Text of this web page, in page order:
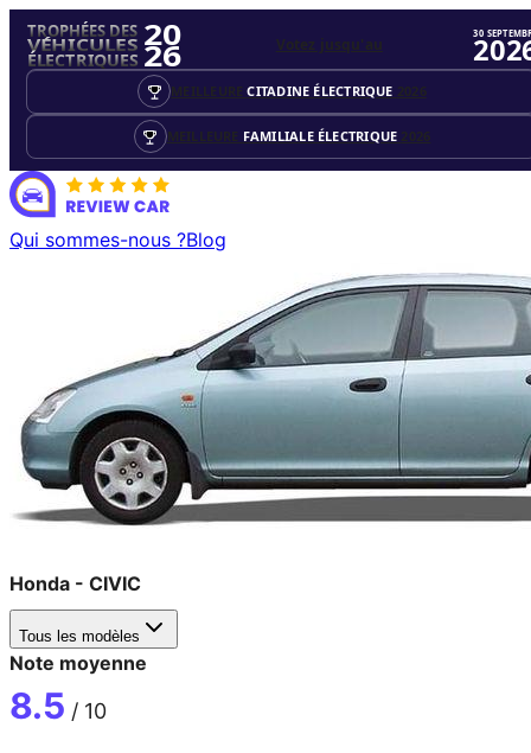
TROPHÉES DES
VÉHICULES
ÉLECTRIQUES
20
26
MEILLEURECITADINE ÉLECTRIQUE 2026
MEILLEURE FAMILIALE ÉLECTRIQUE 2026
Votez jusqu'au
30
Qui sommes-nous ?Blog
Honda - CIVIC
Tous les modèles
Note moyenne
8.5 / 10